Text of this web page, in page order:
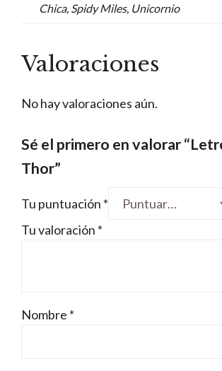
Chica, Spidy Miles, Unicornio
Valoraciones
No hay valoraciones aún.
Sé el primero en valorar
Thor”
Tu puntuación *
Tu valoración *
Nombre *